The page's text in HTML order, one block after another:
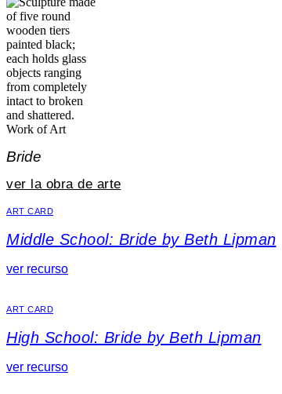
Work of Art
Bride
ver la obra de arte
ART CARD
Middle School: Bride by Beth Lipman
ver recurso
ART CARD
High School: Bride by Beth Lipman
ver recurso